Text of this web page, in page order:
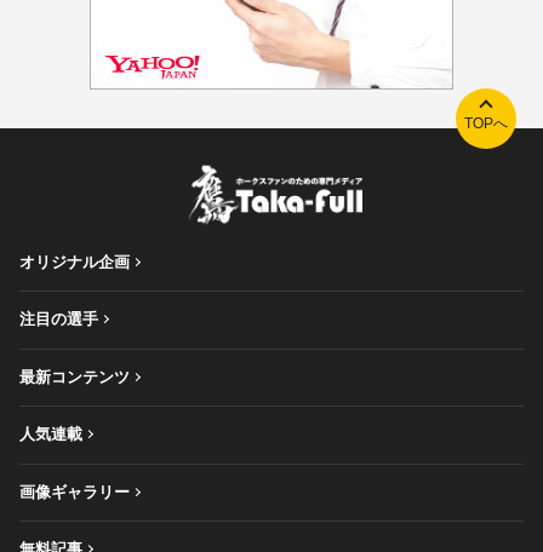
TOPへ
オリジナル企画
注目の選手
最新コンテンツ
人気連載
画像ギャラリー